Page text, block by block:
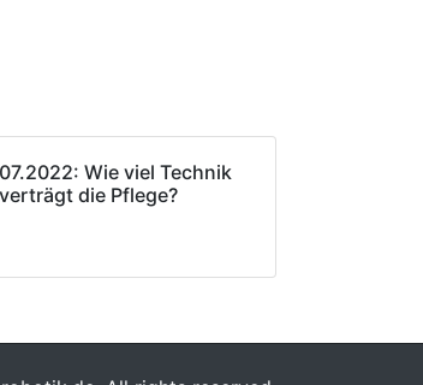
07.2022: Wie viel Technik
verträgt die Pflege?